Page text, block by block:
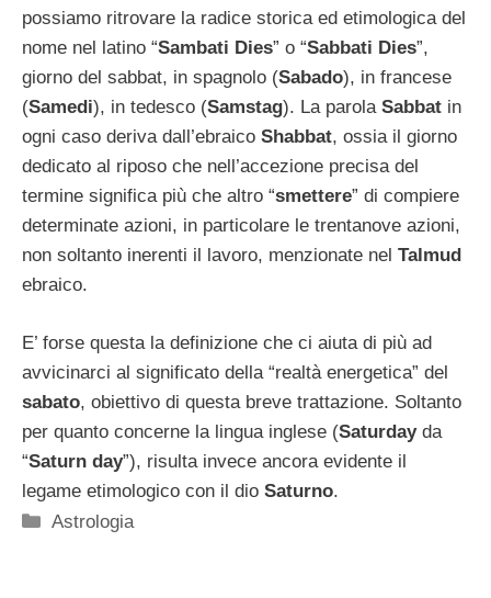
possiamo ritrovare la radice storica ed etimologica del
nome nel latino “Sambati Dies” o “Sabbati Dies”,
giorno del sabbat, in spagnolo (Sabado), in francese
(Samedi), in tedesco (Samstag). La parola Sabbat in
ogni caso deriva dall’ebraico Shabbat, ossia il giorno
dedicato al riposo che nell’accezione precisa del
termine significa più che altro “smettere” di compiere
determinate azioni, in particolare le trentanove azioni,
non soltanto inerenti il lavoro, menzionate nel Talmud
ebraico.
E’ forse questa la definizione che ci aiuta di più ad
avvicinarci al significato della “realtà energetica” del
sabato, obiettivo di questa breve trattazione. Soltanto
per quanto concerne la lingua inglese (Saturdayda
“Saturn day”), risulta invece ancora evidente il
legame etimologico con il dio Saturno.
Categorie
Astrologia